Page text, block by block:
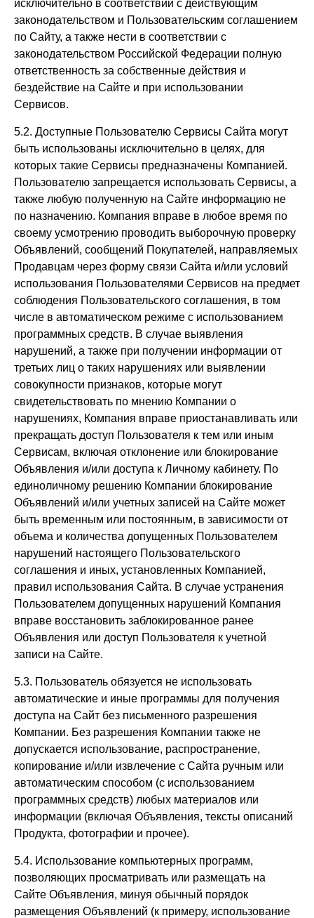
исключительно в соответствии с действующим
законодательством и Пользовательским соглашением
по Сайту, а также нести в соответствии с
законодательством Российской Федерации полную
ответственность за собственные действия и
бездействие на Сайте и при использовании
Сервисов.
5.2. Доступные Пользователю Сервисы Сайта могут
быть использованы исключительно в целях, для
которых такие Сервисы предназначены Компанией.
Пользователю запрещается использовать Сервисы, а
также любую полученную на Сайте информацию не
по назначению. Компания вправе в любое время по
своему усмотрению проводить выборочную проверку
Объявлений, сообщений Покупателей, направляемых
Продавцам через форму связи Сайта и/или условий
использования Пользователями Сервисов на предмет
соблюдения Пользовательского соглашения, в том
числе в автоматическом режиме с использованием
программных средств. В случае выявления
нарушений, а также при получении информации от
третьих лиц о таких нарушениях или выявлении
совокупности признаков, которые могут
свидетельствовать по мнению Компании о
нарушениях, Компания вправе приостанавливать или
прекращать доступ Пользователя к тем или иным
Сервисам, включая отклонение или блокирование
Объявления и/или доступа к Личному кабинету. По
единоличному решению Компании блокирование
Объявлений и/или учетных записей на Сайте может
быть временным или постоянным, в зависимости от
объема и количества допущенных Пользователем
нарушений настоящего Пользовательского
соглашения и иных, установленных Компанией,
правил использования Сайта. В случае устранения
Пользователем допущенных нарушений Компания
вправе восстановить заблокированное ранее
Объявления или доступ Пользователя к учетной
записи на Сайте.
5.3. Пользователь обязуется не использовать
автоматические и иные программы для получения
доступа на Сайт без письменного разрешения
Компании. Без разрешения Компании также не
допускается использование, распространение,
копирование и/или извлечение с Сайта ручным или
автоматическим способом (с использованием
программных средств) любых материалов или
информации (включая Объявления, тексты описаний
Продукта, фотографии и прочее).
5.4. Использование компьютерных программ,
позволяющих просматривать или размещать на
Сайте Объявления, минуя обычный порядок
размещения Объявлений (к примеру, использование